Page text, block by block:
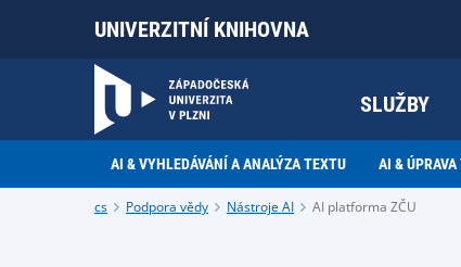
UNIVERZITNÍ KNIHOVNA
SLUŽBY
AI & VYHLEDÁVÁNÍ A ANALÝZA TEXTU AI &
cs Podpora vědy Nástroje AI AI platforma ZČU